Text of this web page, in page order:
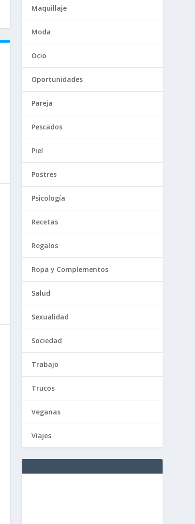
Maquillaje
Moda
Ocio
Oportunidades
Pareja
Pescados
Piel
Postres
Psicología
Recetas
Regalos
Ropa y Complementos
Salud
Sexualidad
Sociedad
Trabajo
Trucos
Veganas
Viajes